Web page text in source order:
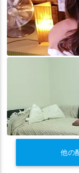
他の